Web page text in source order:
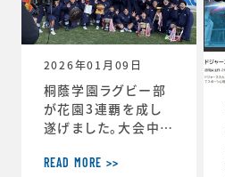
2026年01月09日
桐蔭学園ラグビー部
が花園3連覇を成し
遂げました。大会中の
＜12月30日 2回戦
READ MORE >>